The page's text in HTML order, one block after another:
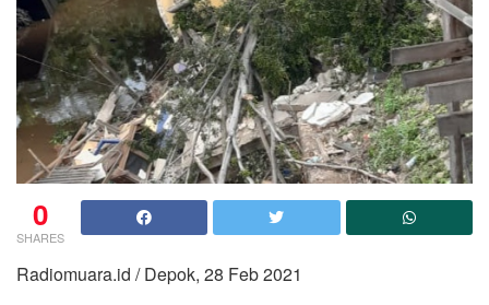
0
SHARES
Radiomuara.id / Depok, 28 Feb 2021